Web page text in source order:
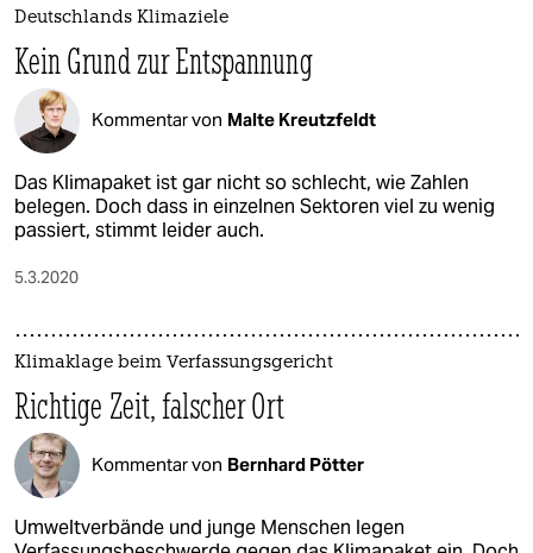
Deutschlands Klimaziele
Kein Grund zur Entspannung
Kommentar von Malte Kreutzfeldt
Das Klimapaket ist gar nicht so schlecht, wie Zahlen
belegen. Doch dass in einzelnen Sektoren viel zu wenig
passiert, stimmt leider auch.
5.3.2020
Klimaklage beim Verfassungsgericht
Richtige Zeit, falscher Ort
Kommentar von Bernhard Pötter
Umweltverbände und junge Menschen legen